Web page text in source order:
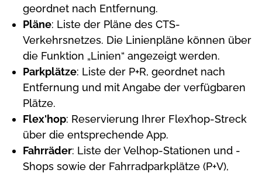
geordnet nach Entfernung.
Pläne: Liste der Pläne des CTS-
Verkehrsnetzes. Die Linienpläne können über
die Funktion „Linien“ angezeigt werden.
Parkplätze: Liste der P+R, geordnet nach
Entfernung und mit Angabe der verfügbaren
Plätze.
Flex'hop: Reservierung Ihrer Flex’hop-Streck
über die entsprechende App.
Fahrräder: Liste der Velhop-Stationen und -
Shops sowie der Fahrradparkplätze (P+V),